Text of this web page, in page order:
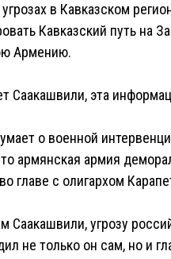
в Кавказском
Кавказский путь на
Армению.
Саакашвили, эта
о военной
армянская армия
главе с олигархом
Саакашвили, угрозу
не только он сам, но и